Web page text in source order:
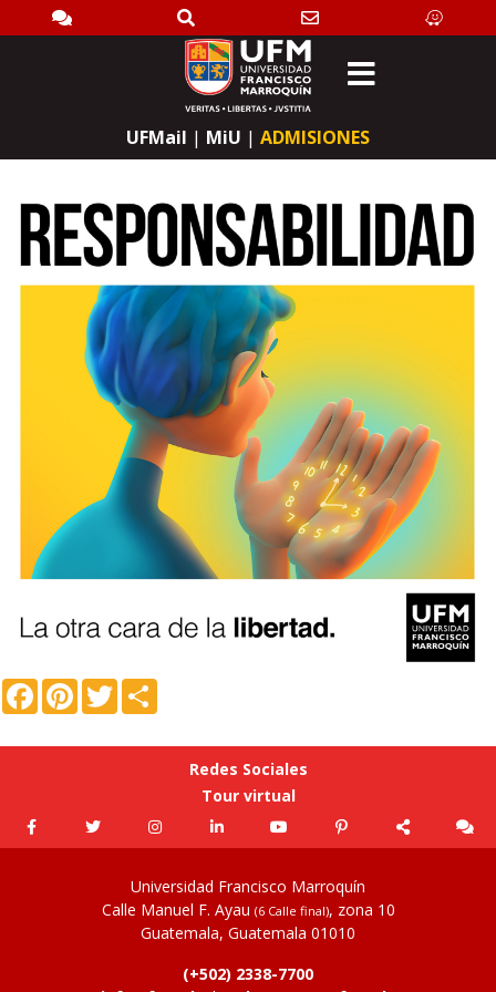
UFMail | MiU | ADMISIONES
FacebookPinterest
Twitter
Redes Sociales
Tour virtual
Universidad Francisco Marroquín
Calle Manuel F. Ayau (6 Calle final), zona 10
Guatemala, Guatemala 01010
(+502) 2338-7700